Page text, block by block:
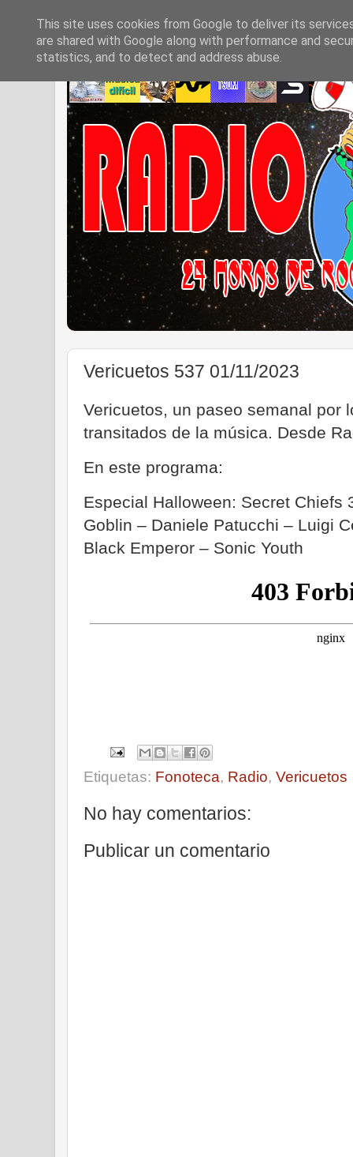
Vericuetos 537 01/11/2023
Vericuetos, un paseo semanal por
transitados de la música. Desde
En este programa:
Especial Halloween: Secret Chiefs
Goblin – Daniele Patucchi – Luigi
Black Emperor – Sonic Youth
Etiquetas: Fonoteca, Radio, Vericuetos
No hay comentarios:
Publicar un comentario
This site uses cookies from Google to deliver its
are shared with Google along with performance and
statistics, and to detect and address abuse.